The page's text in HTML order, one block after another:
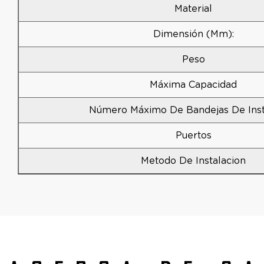
Material
Dimensión (mm):
Peso
Máxima Capacidad
Número Máximo De Bandejas De
Puertos
Metodo De Instalacion